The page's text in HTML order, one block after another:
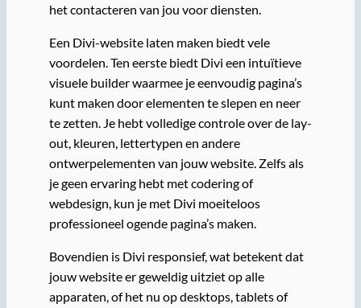
het contacteren van jou voor diensten.
Een Divi-website laten maken biedt vele
voordelen. Ten eerste biedt Divi een intuïtieve
visuele builder waarmee je eenvoudig pagina’s
kunt maken door elementen te slepen en neer
te zetten. Je hebt volledige controle over de lay-
out, kleuren, lettertypen en andere
ontwerpelementen van jouw website. Zelfs als
je geen ervaring hebt met codering of
webdesign, kun je met Divi moeiteloos
professioneel ogende pagina’s maken.
Bovendien is Divi responsief, wat betekent dat
jouw website er geweldig uitziet op alle
apparaten, of het nu op desktops, tablets of